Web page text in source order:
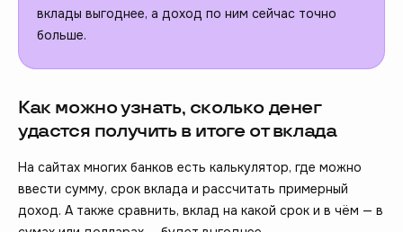
вклады выгоднее, а доход по ним сейчас точно
больше.
Как можно узнать, сколько денег
удастся получить в итоге от вклада
На сайтах многих банков есть калькулятор, где можно
ввести сумму, срок вклада и рассчитать примерный
доход. А также сравнить, вклад на какой срок и в чём — в